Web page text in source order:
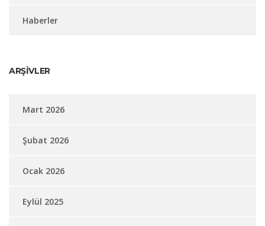
Haberler
ARŞIVLER
Mart 2026
Şubat 2026
Ocak 2026
Eylül 2025